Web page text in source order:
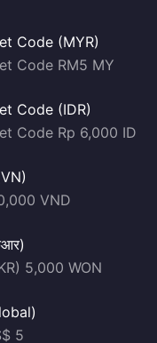
Code (MYR)
Code RM5 MY
Code (IDR)
Code Rp 6,000 ID
VND
5,000 WON
5